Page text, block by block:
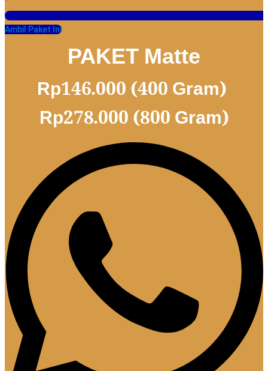
Ambil Paket Ini
PAKET Matte
Rp146.000 (400 Gram)
Rp278.000 (800 Gram)